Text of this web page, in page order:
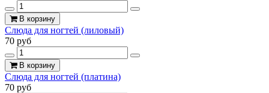
В корзину
Слюда для ногтей (лиловый)
70 руб
В корзину
Слюда для ногтей (платина)
70 руб